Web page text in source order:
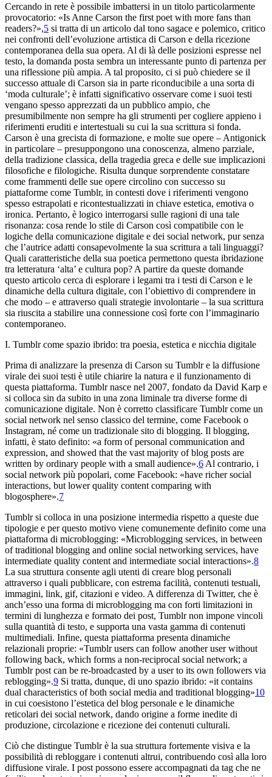
Cercando in rete è possibile imbattersi in un titolo particolarmente
provocatorio: «Is Anne Carson the first poet with more fans than
readers?»,5 si tratta di un articolo dal tono sagace e polemico, critico
nei confronti dell’evoluzione artistica di Carson e della ricezione
contemporanea della sua opera. Al di là delle posizioni espresse nel
testo, la domanda posta sembra un interessante punto di partenza per
una riflessione più ampia. A tal proposito, ci si può chiedere se il
successo attuale di Carson sia in parte riconducibile a una sorta di
‘moda culturale’; è infatti significativo osservare come i suoi testi
vengano spesso apprezzati da un pubblico ampio, che
presumibilmente non sempre ha gli strumenti per cogliere appieno i
riferimenti eruditi e intertestuali su cui la sua scrittura si fonda.
Carson è una grecista di formazione, e molte sue opere – Antigonick
in particolare – presuppongono una conoscenza, almeno parziale,
della tradizione classica, della tragedia greca e delle sue implicazioni
filosofiche e filologiche. Risulta dunque sorprendente constatare
come frammenti delle sue opere circolino con successo su
piattaforme come Tumblr, in contesti dove i riferimenti vengono
spesso estrapolati e ricontestualizzati in chiave estetica, emotiva o
ironica. Pertanto, è logico interrogarsi sulle ragioni di una tale
risonanza: cosa rende lo stile di Carson così compatibile con le
logiche della comunicazione digitale e dei social network, pur senza
che l’autrice adatti consapevolmente la sua scrittura a tali linguaggi?
Quali caratteristiche della sua poetica permettono questa ibridazione
tra letteratura ‘alta’ e cultura pop? A partire da queste domande
questo articolo cerca di esplorare i legami tra i testi di Carson e le
dinamiche della cultura digitale, con l’obiettivo di comprendere in
che modo – e attraverso quali strategie involontarie – la sua scrittura
sia riuscita a stabilire una connessione così forte con l’immaginario
contemporaneo.
I. Tumblr come spazio ibrido: tra poesia, estetica e nicchia digitale
Prima di analizzare la presenza di Carson su Tumblr e la diffusione
virale dei suoi testi è utile chiarire la natura e il funzionamento di
questa piattaforma. Tumblr nasce nel 2007, fondato da David Karp e
si colloca sin da subito in una zona liminale tra diverse forme di
comunicazione digitale. Non è corretto classificare Tumblr come un
social network nel senso classico del termine, come Facebook o
Instagram, né come un tradizionale sito di blogging. Il blogging,
infatti, è stato definito: «a form of personal communication and
expression, and showed that the vast majority of blog posts are
written by ordinary people with a small audience».6 Al contrario, i
social network più popolari, come Facebook: «have richer social
interactions, but lower quality content comparing with
blogosphere».7
Tumblr si colloca in una posizione intermedia rispetto a queste due
tipologie e per questo motivo viene comunemente definito come una
piattaforma di microblogging: «Microblogging services, in between
of traditional blogging and online social networking services, have
intermediate quality content and intermediate social interactions».8
La sua struttura consente agli utenti di creare blog personali
attraverso i quali pubblicare, con estrema facilità, contenuti testuali,
immagini, link, gif, citazioni e video. A differenza di Twitter, che è
anch’esso una forma di microblogging ma con forti limitazioni in
termini di lunghezza e formato dei post, Tumblr non impone vincoli
sulla quantità di testo, e supporta una vasta gamma di contenuti
multimediali. Infine, questa piattaforma presenta dinamiche
relazionali proprie: «Tumblr users can follow another user without
following back, which forms a non-reciprocal social network; a
Tumblr post can be re-broadcasted by a user to its own followers via
reblogging».9 Si tratta, dunque, di uno spazio ibrido: «it contains
dual characteristics of both social media and traditional blogging»10
in cui coesistono l’estetica del blog personale e le dinamiche
reticolari dei social network, dando origine a forme inedite di
produzione, circolazione e ricezione dei contenuti culturali.
Ciò che distingue Tumblr è la sua struttura fortemente visiva e la
possibilità di rebloggare i contenuti altrui, contribuendo così alla loro
diffusione virale. I post possono essere accompagnati da tag che ne